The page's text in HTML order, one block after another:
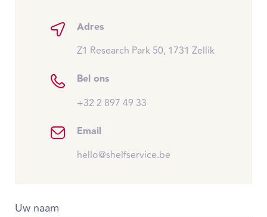
Adres
Z1 Research Park 50, 1731 Zellik
Bel ons
+32 2 897 49 33
Email
hello@shelfservice.be
Uw naam